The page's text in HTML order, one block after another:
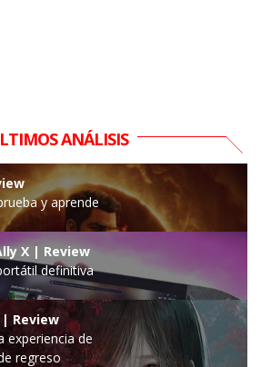
ANÁLISIS
y aprende
X | Review
definitiva
Review
experiencia de
regreso